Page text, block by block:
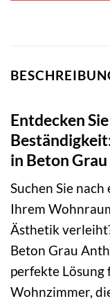
Entdecken
in Beton
Suchen Sie
Ihrem
Ästhetik
Beton Grau
perfekte Lösung
Wohnzimmer,